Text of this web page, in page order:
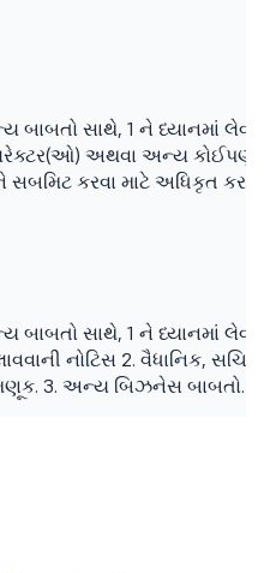
બાબતો સાથે, 1 ને ધ્યાનમાં લેવા
અથવા અન્ય કોઈપણ
કરવા માટે અધિકૃત
બાબતો સાથે, 1 ને ધ્યાનમાં લેવા
નોટિસ 2. વૈધાનિક,
3. અન્ય બિઝનેસ બાબતો.